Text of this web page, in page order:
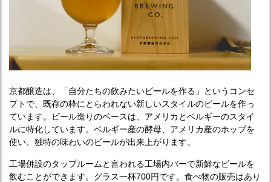
京都醸造は、「自分たちの飲みたいビールを作る」というコンセ
プトで、既存の枠にとらわれない新しいスタイルのビールを作っ
ています。ビール造りのベースは、アメリカとベルギーのスタイ
ルに特化しています。ベルギー産の酵母、アメリカ産のホップを
使い、独特の味わいのビールが出来上がります。
工場併設のタップルームと言われる工場内バーで新鮮なビールを
飲むことができます。グラス一杯700円です。食べ物の販売はあり